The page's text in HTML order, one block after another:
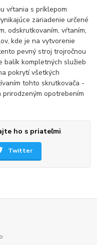
vŕtania s príklepom
zariadenie určené
odskrutkovaním, vŕtaním,
kde je na vytvorenie
pevný stroj trojročnou
balík kompletných služieb
pokrytí všetkých
tohto skrutkovača -
opotrebením
ho s priateľmi
Twitter